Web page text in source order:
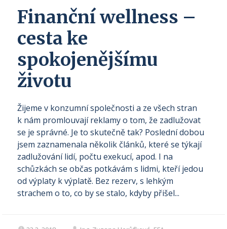
Finanční wellness –
cesta ke
spokojenějšímu
životu
Žijeme v konzumní společnosti a ze všech stran
k nám promlouvají reklamy o tom, že zadlužovat
se je správné. Je to skutečně tak? Poslední dobou
jsem zaznamenala několik článků, které se týkají
zadlužování lidí, počtu exekucí, apod. I na
schůzkách se občas potkávám s lidmi, kteří jedou
od výplaty k výplatě. Bez rezerv, s lehkým
strachem o to, co by se stalo, kdyby přišel...